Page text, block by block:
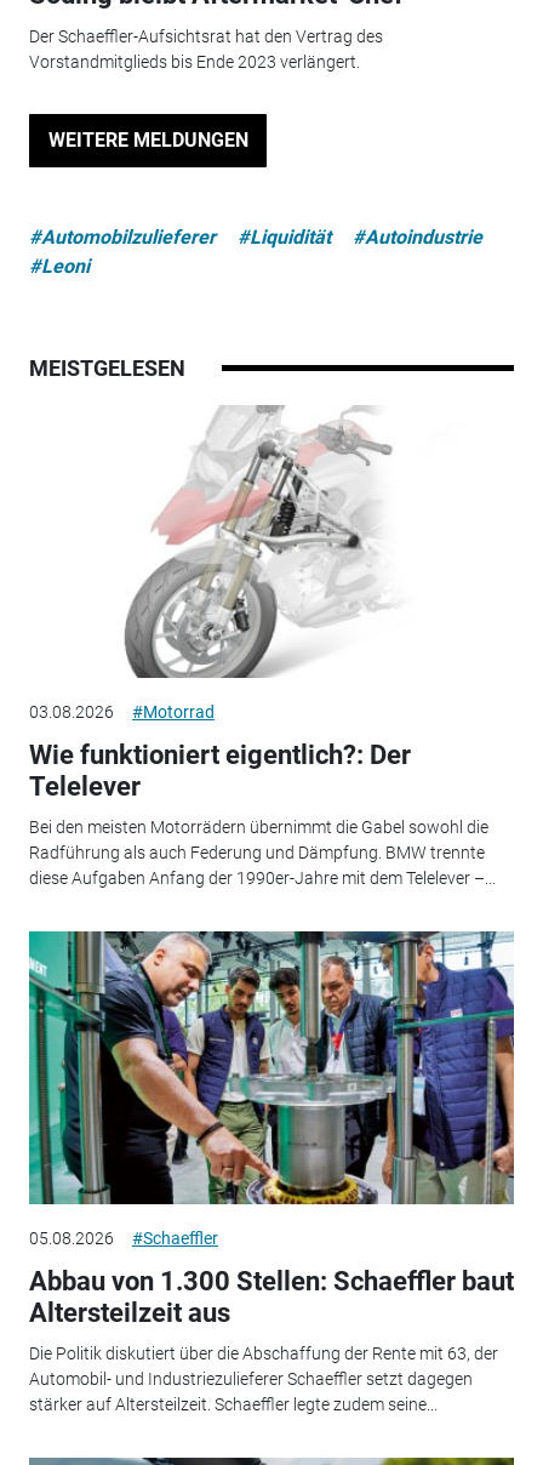
Der Schaeffler-Aufsichtsrat hat den Vertrag des
Vorstandmitglieds bis Ende 2023 verlängert.
WEITERE MELDUNGEN
#Automobilzulieferer #Liquidität
#Autoindustrie
#Leoni
MEISTGELESEN
03.08.2026 #Motorrad
Wie funktioniert eigentlich?: Der
Telelever
Bei den meisten Motorrädern übernimmt die Gabel sowohl die
Radführung als auch Federung und Dämpfung. BMW trennte
diese Aufgaben Anfang der 1990er-Jahre mit dem Telelever –...
05.08.2026 #Schaeffler
Abbau von 1.300 Stellen: Schaeffler baut
Altersteilzeit aus
Die Politik diskutiert über die Abschaffung der Rente mit 63, der
Automobil- und Industriezulieferer Schaeffler setzt dagegen
stärker auf Altersteilzeit. Schaeffler legte zudem seine...